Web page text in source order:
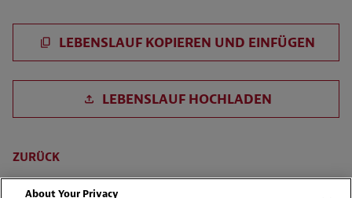
LEBENSLAUF KOPIEREN UND EINFÜGEN
LEBENSLAUF HOCHLADEN
ZURÜCK
About Your Privacy